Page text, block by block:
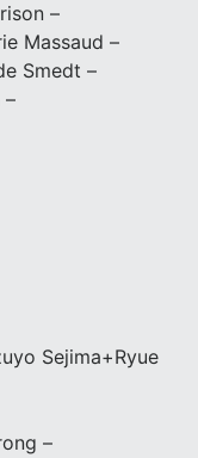
–
Massaud –
Smedt –
–
Sejima+Ryue
–